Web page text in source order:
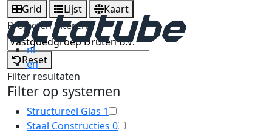
nl
en
Grid Lijst
Kaart
Projecten filteren
Reset
Filter resultaten
Filter op systemen
Structureel Glas 1
Staal Constructies 0